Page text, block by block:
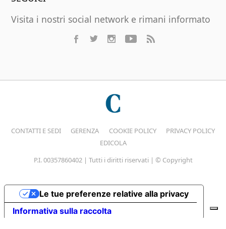
Visita i nostri social network e rimani informato
CONTATTI E SEDI GERENZA COOKIE POLICY
PRIVACY POLICY
EDICOLA
P.I. 00357860402 | Tutti i diritti riservati | © Copyright
Informativa sulla raccolta
Le tue preferenze relative alla privacy